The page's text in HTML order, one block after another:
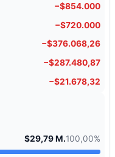
−$854.000
−$720.000
−$376.068,26
−$287.480,87
−$21.678,32
$29,79 M.100,00%